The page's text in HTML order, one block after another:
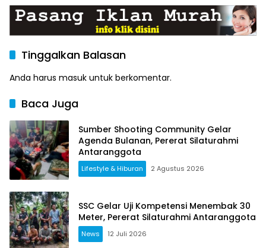
Patroli
Tinggalkan Balasan
Anda harus masuk untuk berkomentar.
Baca Juga
Sumber Shooting Community Gelar
Agenda Bulanan, Pererat Silaturahmi
Antaranggota
Lifestyle & Hiburan 2 Agustus 2026
SSC Gelar Uji Kompetensi Menembak 30
Meter, Pererat Silaturahmi Antaranggota
News 12 Juli 2026